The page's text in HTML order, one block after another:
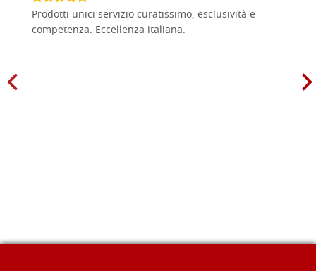
Prodotti unici servizio curatissimo, esclusività e
competenza. Eccellenza italiana.